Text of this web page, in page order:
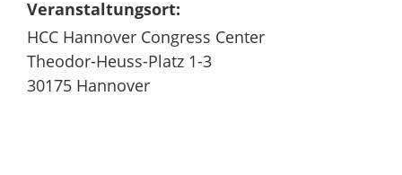
Veranstaltungsort:
HCC Hannover Congress Center
Theodor-Heuss-Platz 1-3
30175 Hannover